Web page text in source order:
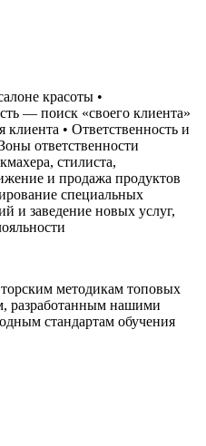
красоты •
— поиск «своего клиента»
• Ответственность и
ответственности
стилиста,
и продажа продуктов
специальных
и заведение новых услуг,
методикам топовых
разработанным нашими
стандартам обучения